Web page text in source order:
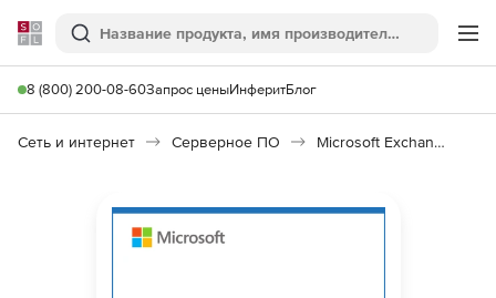
Softline
Поиск
8 (800) 200-08-60Запрос ценыИнферитБлог
Сеть и интернет Серверное ПО Microsoft Exchange Server Enterprise 2019